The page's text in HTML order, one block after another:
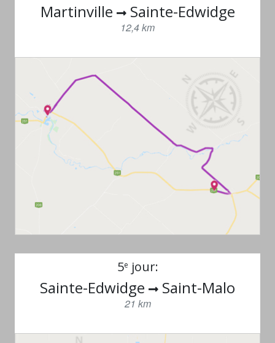
Martinville Sainte-Edwidge
12,4 km
5e jour:
Sainte-Edwidge Saint-Malo
21 km